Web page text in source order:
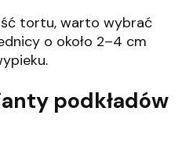
tortu, warto wybrać
o około 2–4 cm
podkładów